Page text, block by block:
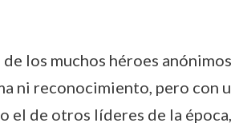
los muchos héroes
ni reconocimiento, pero con
el de otros líderes de la